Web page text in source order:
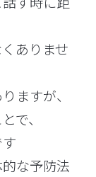
ありませ
ますが、
で、
な予防法